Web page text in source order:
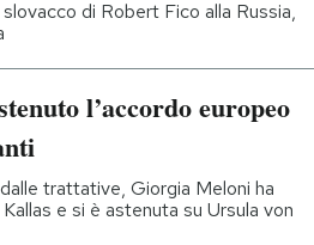
di Robert Fico alla Russia,
l’accordo europeo
trattative, Giorgia Meloni ha
e si è astenuta su Ursula von